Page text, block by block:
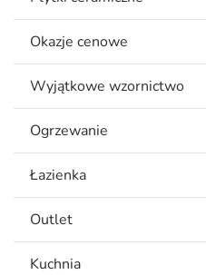
Okazje cenowe
Wyjątkowe wzornictwo
Ogrzewanie
Łazienka
Outlet
Kuchnia